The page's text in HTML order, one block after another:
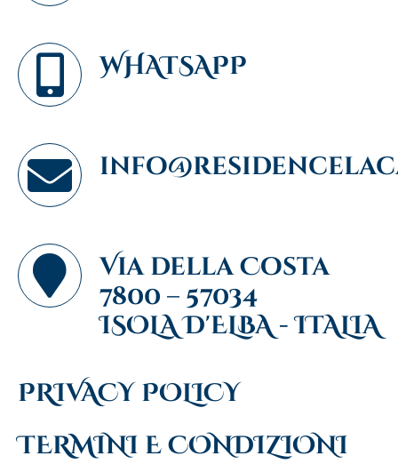
WHATSAPP
Via della Costa
7800 – 57034
ISOLA D'ELBA - ITALIA
PRIVACY POLICY
TERMINI E CONDIZIONI